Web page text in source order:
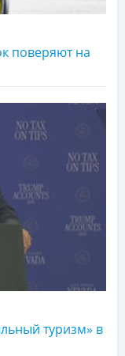
поверяют на
туризм» в